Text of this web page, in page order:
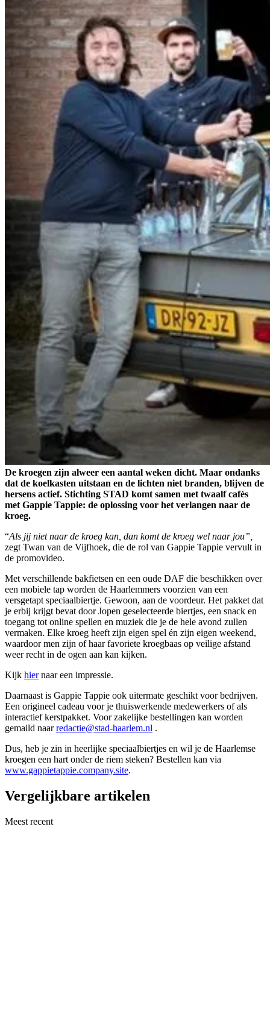
De kroegen zijn alweer een aantal weken dicht. Maar ondanks
dat de koelkasten uitstaan en de lichten niet branden, blijven de
hersens actief. Stichting STAD komt samen met twaalf cafés
met Gappie Tappie: de oplossing voor het verlangen naar de
kroeg.
“Als jij niet naar de kroeg kan, dan komt de kroeg wel naar jou”,
zegt Twan van de Vijfhoek, die de rol van Gappie Tappie vervult in
de promovideo.
Met verschillende bakfietsen en een oude DAF die beschikken over
een mobiele tap worden de Haarlemmers voorzien van een
versgetapt speciaalbiertje. Gewoon, aan de voordeur. Het pakket dat
je erbij krijgt bevat door Jopen geselecteerde biertjes, een snack en
toegang tot online spellen en muziek die je de hele avond zullen
vermaken. Elke kroeg heeft zijn eigen spel én zijn eigen weekend,
waardoor men zijn of haar favoriete kroegbaas op veilige afstand
weer recht in de ogen aan kan kijken.
Kijk hiernaar een impressie.
Daarnaast is Gappie Tappie ook uitermate geschikt voor bedrijven.
Een origineel cadeau voor je thuiswerkende medewerkers of als
interactief kerstpakket. Voor zakelijke bestellingen kan worden
gemaild naarredactie@stad-haarlem.nl .
Dus, heb je zin in heerlijke speciaalbiertjes en wil je de Haarlemse
kroegen een hart onder de riem steken? Bestellen kan via
www.gappietappie.company.site.
Vergelijkbare artikelen
Meest recent